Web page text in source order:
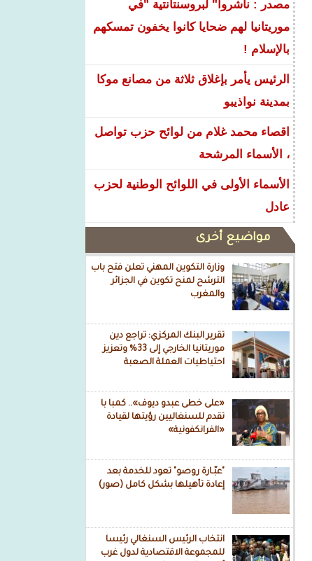
مصدر : ناشروا" لبروسنتانتية "في
موريتانيا لهم ضحايا كانوا يخفون تمسكهم
بالإسلام !
الرئيس يأمر بإغلاق ثلاثة من مصانع موكا
بمدينة نواذيبو
اقصاء محمد غلام من لوائح حزب تواصل
، الأسماء المرشحة
الأسماء الأولى في اللوائح الوطنية لحزب
عادل
مواضيع أخرى
وزارة التكوين المهني تعلن فتح باب
الترشح لمنح تكوين في الجزائر
والمغرب
تقرير البنك المركزي: تراجع دين
موريتانيا الخارجي إلى 33% وتعزيز
احتياطيات العملة الصعبة
«على خطى عبدو ديوف».. كمبا با
تقدم للسنغاليين رؤيتها لقيادة
«الفرانكفونية»
"عبّـارة روصو" تعود للخدمة بعد
إعادة تأهيلها بشكل كامل (صور)
انتخاب الرئيس السنغالي رئيسا
للمجموعة الاقتصادية لدول غرب